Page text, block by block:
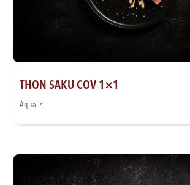
THON SAKU COV 1×1
Aqualis